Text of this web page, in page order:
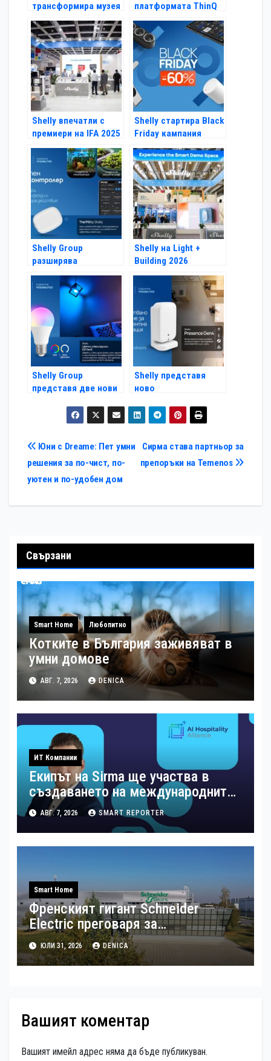
трансформира музея
The Mob Museum в
Лас Вегас чрез
интелигентна
автоматизация
платформата ThinQ
AI за интелигентен
дом в Европа
Shelly впечатли с
премиери на IFA 2025
Shelly стартира Black
Friday кампания
2025: Умни
спестявания за по-
умни домове
Shelly Group
разширява
портфолиото си с
три нови
дистанционни
управления и мини
сензорен дисплей
Shelly на Light +
Building 2026
представя ново
поколение
интелигентни
решения за дома и
сградната
автоматизация
Shelly Group
представя две нови
интелигентно
осветление
Shelly представя
ново
устройство за
интелигентно
присъствие
Навигация
Сирма става партньор за
препоръки на Temenos
Юни с Dreame: Пет умни
решения за по-чист, по-
уютен и по-удобен дом
Свързани
Smart Home Любопитно
Котките в България заживяват в
умни домове
АВГ. 7, 2026 DENICA
ИТ Компании
Екипът на Sirma ще участва в
създаването на международните
стандарти за навлизане на
изкуствен интелект в
хотелиерството
АВГ. 7, 2026 SMART REPORTER
Smart Home
Френският гигант Schneider
Electric преговаря за
придобиването на българската
Shelly Group
ЮЛИ 31, 2026 DENICA
Вашият коментар
Вашият имейл адрес няма да бъде публикуван.